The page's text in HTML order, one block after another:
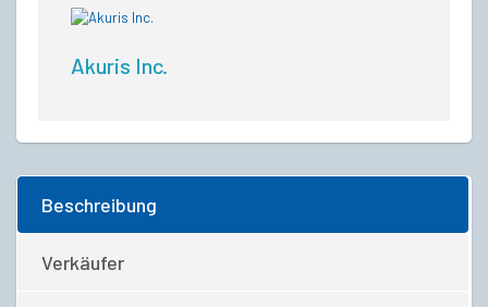
Akuris Inc.
Beschreibung
Verkäufer